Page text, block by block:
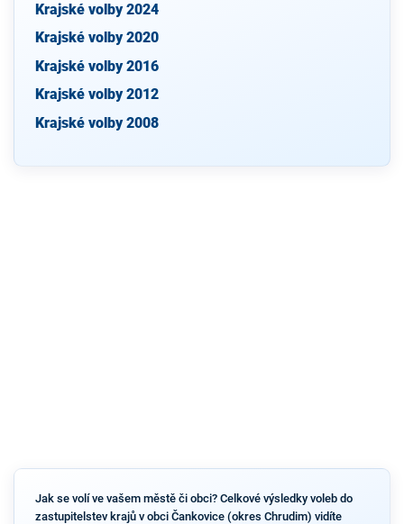
Krajské volby 2024
Krajské volby 2020
Krajské volby 2016
Krajské volby 2012
Krajské volby 2008
Jak se volí ve vašem městě či obci? Celkové výsledky voleb do
zastupitelstev krajů v obci Čankovice (okres Chrudim) vidíte